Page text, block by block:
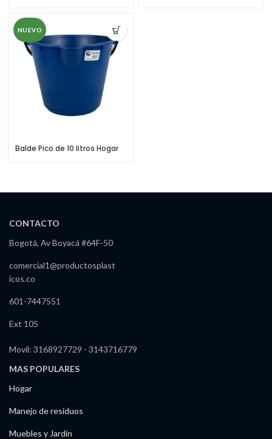
NUEVO
Balde Pico de 10 litros Hogar
CONTACTO
Bogotá, Av Boyacá #64F-50
comercial1@productosplast
icos.co
601-7447551
Ext 105
Movil: 3168927729 - 3143716779
MAS POPULARES
Hogar
Manejo de residuos
Muebles y Jardín